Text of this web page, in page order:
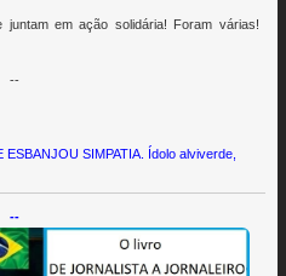
em ação solidária! Foram várias!
--
SIMPATIA. Ídolo alviverde,
--